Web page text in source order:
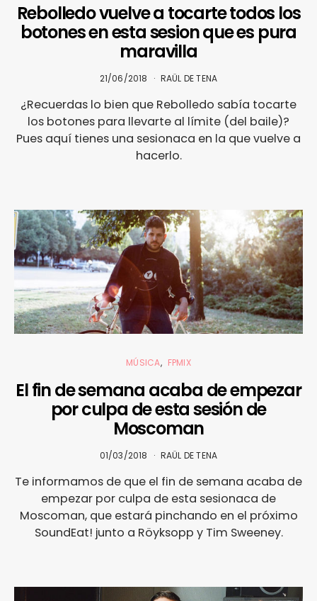
Rebolledo vuelve a tocarte todos los
botones en esta sesion que es pura
maravilla
21/06/2018 RAÜL DE TENA
¿Recuerdas lo bien que Rebolledo sabía tocarte
los botones para llevarte al límite (del baile)?
Pues aquí tienes una sesionaca en la que vuelve a
hacerlo.
MÚSICA FPMIX
El fin de semana acaba de empezar
por culpa de esta sesión de
Moscoman
01/03/2018 RAÜL DE TENA
Te informamos de que el fin de semana acaba de
empezar por culpa de esta sesionaca de
Moscoman, que estará pinchando en el próximo
SoundEat! junto a Röyksopp y Tim Sweeney.